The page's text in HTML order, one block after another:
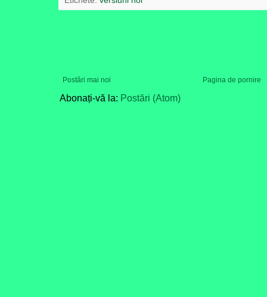
Postări mai noi Pagina de pornire
Abonați-vă la: Postări (Atom)